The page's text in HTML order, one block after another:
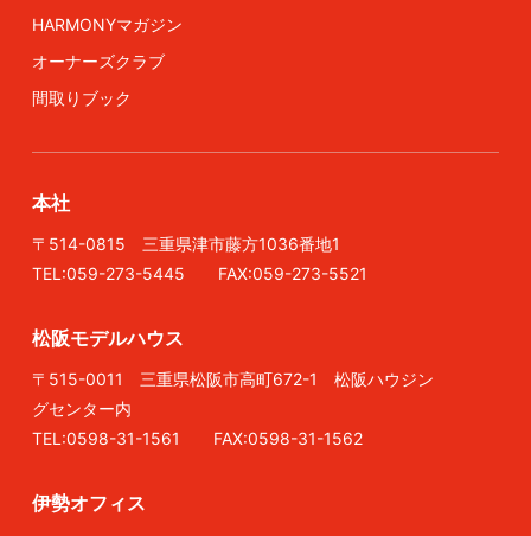
HARMONYマガジン
オーナーズクラブ
間取りブック
本社
〒514-0815 三重県津市藤方1036番地1
TEL:059-273-5445 FAX:059-273-5521
松阪モデルハウス
〒515-0011 三重県松阪市高町672-1 松阪ハウジン
グセンター内
TEL:0598-31-1561 FAX:0598-31-1562
伊勢オフィス